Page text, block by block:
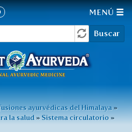
Buscar
MENÚ
ayurvédicas del Himalaya »
la salud » Sistema circulatorio »